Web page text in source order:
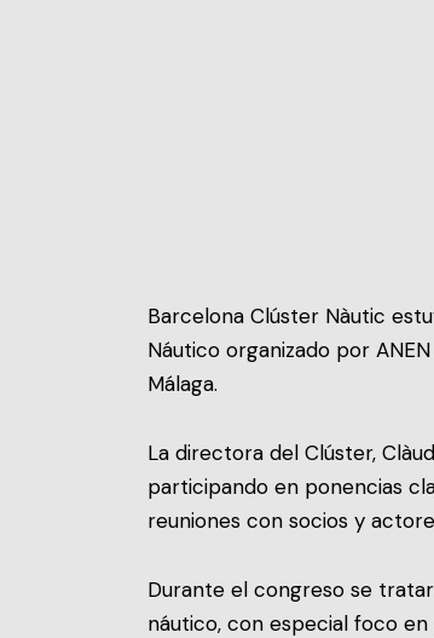
Barcelona Clúster Nàutic
Náutico organizado por
Málaga.
La directora del Clúster,
participando en ponencias
reuniones con socios y
Durante el congreso se
náutico, con especial foco en